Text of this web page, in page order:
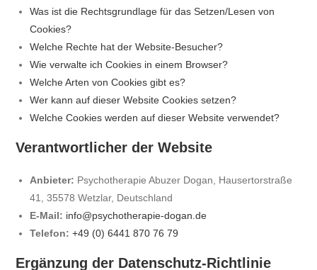
Was ist die Rechtsgrundlage für das Setzen/Lesen von
Cookies?
Welche Rechte hat der Website-Besucher?
Wie verwalte ich Cookies in einem Browser?
Welche Arten von Cookies gibt es?
Wer kann auf dieser Website Cookies setzen?
Welche Cookies werden auf dieser Website verwendet?
Verantwortlicher der Website
Anbieter: Psychotherapie Abuzer Dogan, Hausertorstraße
41, 35578 Wetzlar, Deutschland
E-Mail: info@psychotherapie-dogan.de
Telefon:+49 (0) 6441 870 76 79
Ergänzung der Datenschutz-Richtlinie